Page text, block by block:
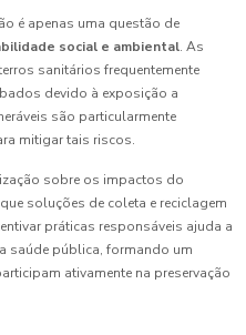
é apenas uma questão de
social e ambiental. As
sanitários frequentemente
devido à exposição a
são particularmente
mitigar tais riscos.
sobre os impactos do
soluções de coleta e reciclagem
práticas responsáveis ajuda a
saúde pública, formando um
ativamente na preservação